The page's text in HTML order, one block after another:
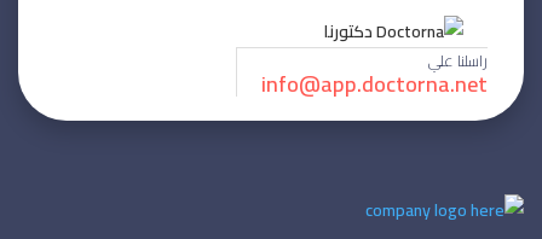
راسلنا علي
info@app.doctorna.net